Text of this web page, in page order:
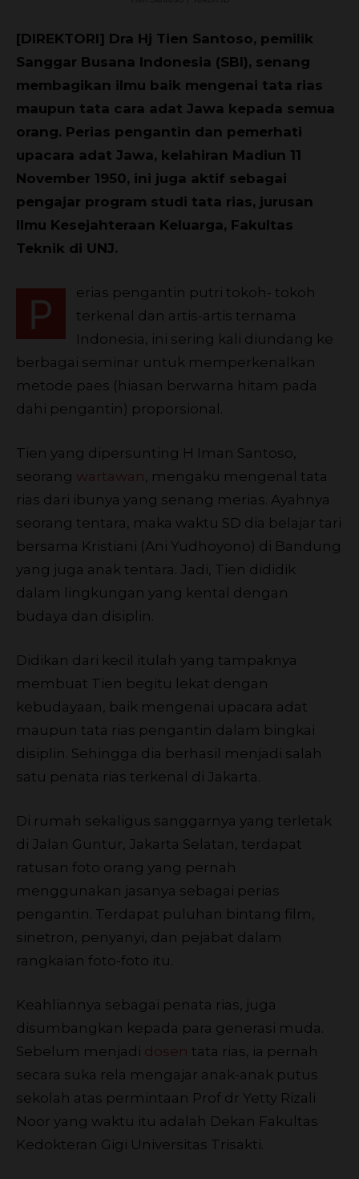
[DIREKTORI] Dra Hj Tien Santoso, pemilik
Sanggar Busana Indonesia (SBI), senang
membagikan ilmu baik mengenai tata rias
maupun tata cara adat Jawa kepada semua
orang. Perias pengantin dan pemerhati
upacara adat Jawa, kelahiran Madiun 11
November 1950, ini juga aktif sebagai
pengajar program studi tata rias, jurusan
Ilmu Kesejahteraan Keluarga, Fakultas
Teknik di UNJ.
P
erias pengantin putri tokoh- tokoh
terkenal dan artis-artis ternama
Indonesia, ini sering kali diundang ke
berbagai seminar untuk memperkenalkan
metode paes (hiasan berwarna hitam pada
dahi pengantin) proporsional.
Tien yang dipersunting H Iman Santoso,
seorang wartawan , mengaku mengenal tata
rias dari ibunya yang senang merias. Ayahnya
seorang tentara, maka waktu SD dia belajar tari
bersama Kristiani (Ani Yudhoyono) di Bandung
yang juga anak tentara. Jadi, Tien dididik
dalam lingkungan yang kental dengan
budaya dan disiplin.
Didikan dari kecil itulah yang tampaknya
membuat Tien begitu lekat dengan
kebudayaan, baik mengenai upacara adat
maupun tata rias pengantin dalam bingkai
disiplin. Sehingga dia berhasil menjadi salah
satu penata rias terkenal di Jakarta.
Di rumah sekaligus sanggarnya yang terletak
di Jalan Guntur, Jakarta Selatan, terdapat
ratusan foto orang yang pernah
menggunakan jasanya sebagai perias
pengantin. Terdapat puluhan bintang film,
sinetron, penyanyi, dan pejabat dalam
rangkaian foto-foto itu.
Keahliannya sebagai penata rias, juga
disumbangkan kepada para generasi muda.
Sebelum menjadi dosen tata rias, ia pernah
secara suka rela mengajar anak-anak putus
sekolah atas permintaan Prof dr Yetty Rizali
Noor yang waktu itu adalah Dekan Fakultas
Kedokteran Gigi Universitas Trisakti.